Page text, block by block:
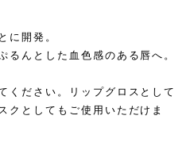
に開発。
るんとした血色感のある唇へ。
ください。リップグロスとして
クとしてもご使用いただけま